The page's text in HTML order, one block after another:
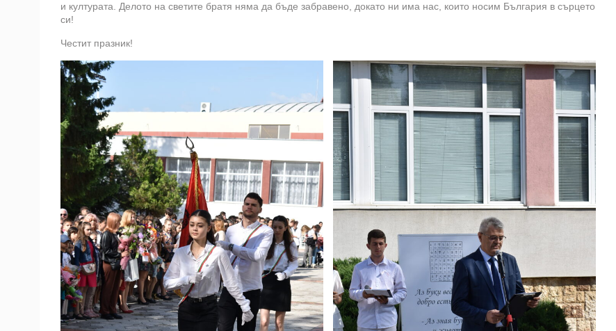
и културата. Делото на светите братя няма да бъде забравено, докато ни има нас, които носим България в сърцето
си!
Честит празник!